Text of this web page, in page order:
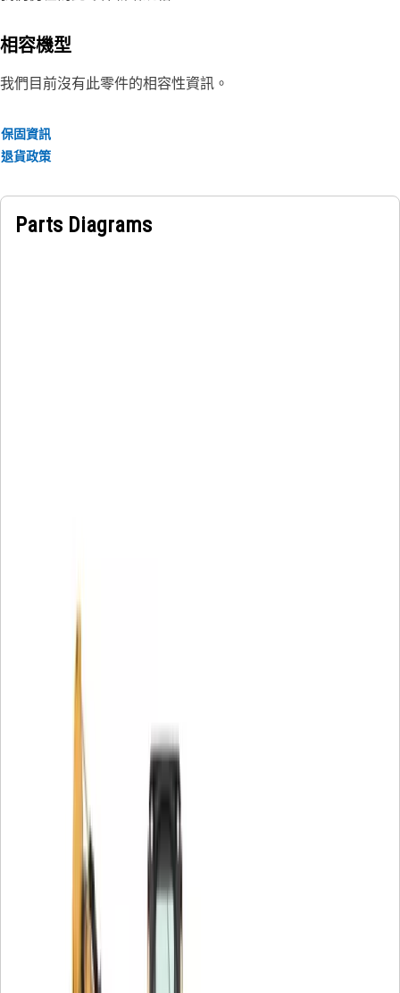
相容機型
我們目前沒有此零件的相容性資訊。
保固資訊
退貨政策
Parts Diagrams